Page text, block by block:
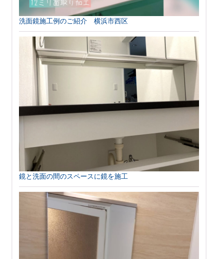
洗面鏡施工例のご紹介 横浜市西区
鏡と洗面の間のスペースに鏡を施工